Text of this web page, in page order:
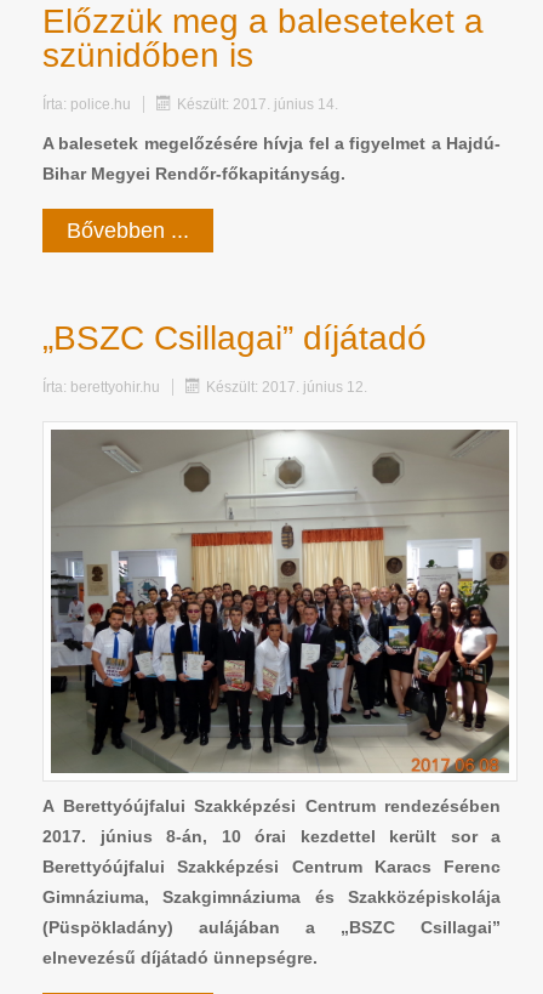
Előzzük meg a baleseteket a
szünidőben is
Írta: police.hu Készült: 2017. június 14.
A balesetek megelőzésére hívja fel a figyelmet a Hajdú-
Bihar Megyei Rendőr-főkapitányság.
Bővebben ...
„BSZC Csillagai” díjátadó
Írta: berettyohir.hu Készült: 2017. június 12.
A Berettyóújfalui Szakképzési Centrum rendezésében
2017. június 8-án, 10 órai kezdettel került sor a
Berettyóújfalui Szakképzési Centrum Karacs Ferenc
Gimnáziuma, Szakgimnáziuma és Szakközépiskolája
(Püspökladány) aulájában a „BSZC Csillagai”
elnevezésű díjátadó ünnepségre.